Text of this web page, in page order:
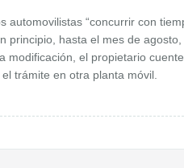
automovilistas “concurrir con
principio, hasta el mes de
modificación, el propietario
trámite en otra planta móvil.